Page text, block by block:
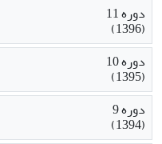
دوره 11
(1396)
دوره 10
(1395)
دوره 9
(1394)